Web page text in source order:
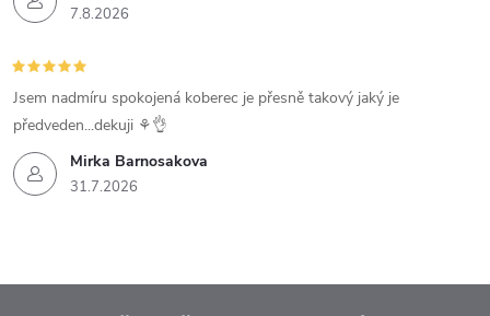
7.8.2026
Mirka Barnosakova
31.7.2026
Jsem nadmíru spokojená koberec je přesně takový jaký je
předveden...dekuji ⚘️👌